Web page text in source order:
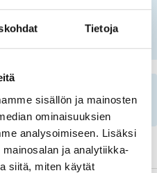
Tietoja
sisällön ja mainosten
ominaisuuksien
analysoimiseen. Lisäksi
ja analytiikka-
siitä, miten käytät
LISTASTA
avulla!